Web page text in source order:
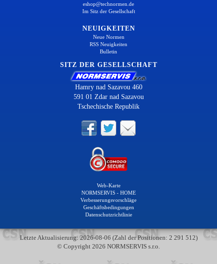
eshop@technormen.de
Im Sitz der Gesellschaft
NEUIGKEITEN
Neue Normen
RSS Neuigkeiten
Bulletin
SITZ DER GESELLSCHAFT
Hamry nad Sazavou 460
591 01 Zdar nad Sazavou
Tschechische Republik
Web-Karte
NORMSERVIS - HOME
Verbesserungsvorschläge
Geschäftsbedingungen
Datenschutzrichtlinie
Letzte Aktualisierung: 2026-08-06 (Zahl der Positionen: 2 291 512)
© Copyright 2026 NORMSERVIS s.r.o.